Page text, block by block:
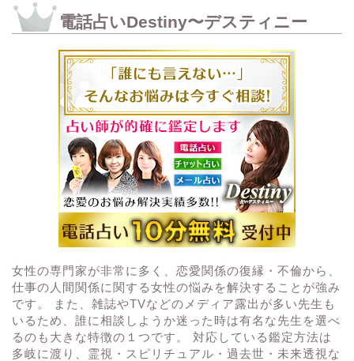
電話占いDestiny〜デスティニー
女性の専門家が非常に多く、恋愛関係の復縁・不倫から、
仕事の人間関係に関する女性の悩みを解決することが強み
です。 また、雑誌やTVなどのメディア露出が多い先生も
いるため、誰に相談しようか迷った時は有名な先生を選べ
るのも大きな特徴の１つです。 対応している鑑定方法は
多岐に渡り、霊視・スピリチュアル・過去世・未来透視な